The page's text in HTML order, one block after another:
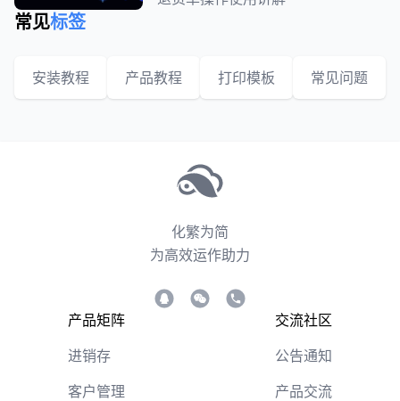
常见标签
安装教程 产品教程 打印模板 常见问题
化繁为简
为高效运作助力
产品矩阵
进销存
客户管理
交流社区
公告通知
产品交流